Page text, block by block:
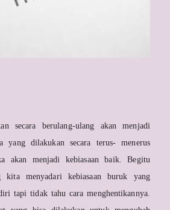
secara berulang-ulang akan menjadi
yang dilakukan secara terus- menerus
akan menjadi kebiasaan baik. Begitu
kita menyadari kebiasaan buruk yang
tapi tidak tahu cara menghentikannya.